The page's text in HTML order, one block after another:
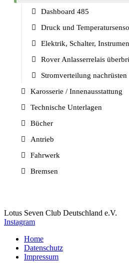
Dashboard 485
Druck und
Elektrik, Schalter,
Rover Anlasserrelais
Stromverteilung nachrüsten
Karosserie / Innenausstattung
Technische Unterlagen
Bücher
Antrieb
Fahrwerk
Bremsen
Lotus Seven Club Deutschland e.V.
Instagram
Home
Datenschutz
Impressum